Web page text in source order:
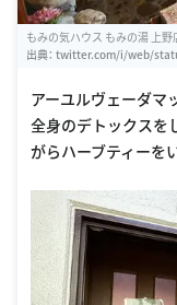
もみの気ハウス もみの湯 上
出典： twitter.com/i/web/
アーユルヴェーダマ
全身のデトックスを
がらハーブティーを